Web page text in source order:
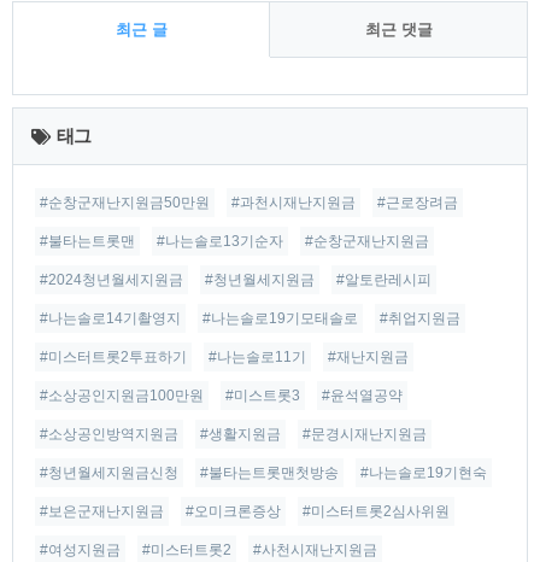
최근 글 최근 댓글
최
근
글
태그
#순창군재난지원금50만원 #과천시재난지원금 #근로장려금
#불타는트롯맨 #나는솔로13기순자 #순창군재난지원금
#2024청년월세지원금 #청년월세지원금 #알토란레시피
#나는솔로14기촬영지 #나는솔로19기모태솔로 #취업지원금
#미스터트롯2투표하기 #나는솔로11기 #재난지원금
#소상공인지원금100만원 #미스트롯3 #윤석열공약
#소상공인방역지원금 #생활지원금 #문경시재난지원금
#청년월세지원금신청 #불타는트롯맨첫방송 #나는솔로19기현숙
#보은군재난지원금 #오미크론증상 #미스터트롯2심사위원
#여성지원금 #미스터트롯2 #사천시재난지원금